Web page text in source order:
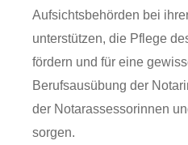
Aufsichtsbehörden bei
unterstützen, die Pflege
fördern und für eine
Berufsausübung der
der Notarassessorinnen
sorgen.